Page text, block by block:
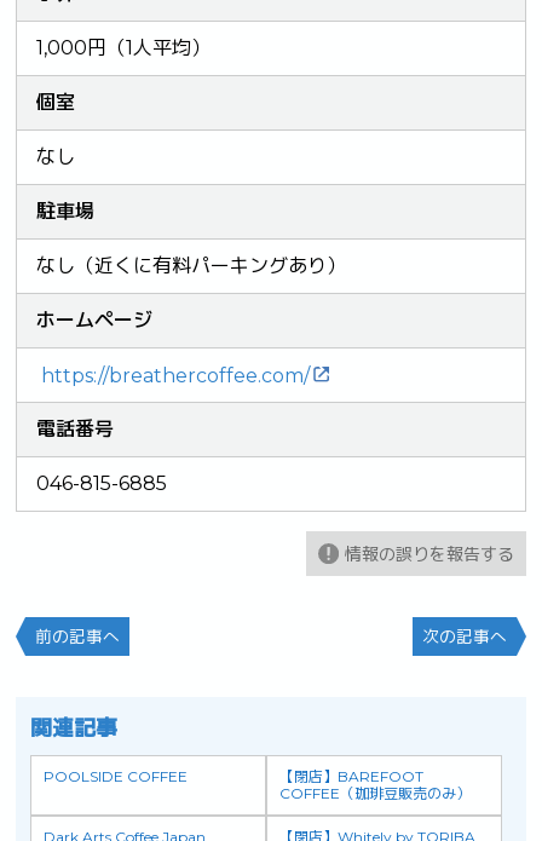
1,000円（1人平均）
個室
なし
駐車場
なし（近くに有料パーキングあり）
ホームページ
https://breathercoffee.com/
電話番号
046-815-6885
情報の誤りを報告する
前の記事へ 次の記事へ
関連記事
POOLSIDE COFFEE
【閉店】BAREFOOT
COFFEE（珈琲豆販売のみ）
Dark Arts Coffee Japan 【閉店】Whitely by TORIBA